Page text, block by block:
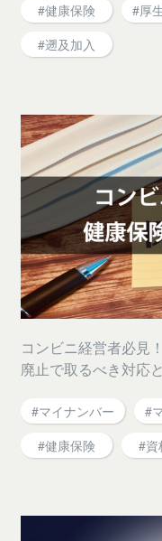
#健康保険 #厚
#遡及加入
コンビニ経営者必見
廃止で取るべき対応
#マイナンバー #
#健康保険
#資